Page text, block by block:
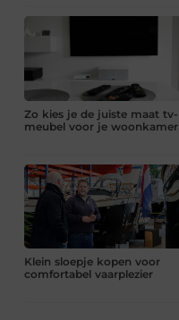
Zo kies je de juiste maat tv-
meubel voor je woonkamer
Klein sloepje kopen voor
comfortabel vaarplezier